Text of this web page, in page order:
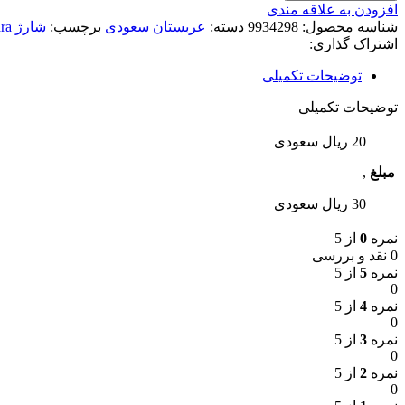
افزودن به علاقه مندی
شناسه محصول: 9934298 دسته: عربستان سعودی برچسب: شارژ Lebara عربستان سعودی
اشتراک گذاری:
توضیحات تکمیلی
توضیحات تکمیلی
مبلغ
20 ریال سعودی
,
30 ریال سعودی
نمره 0 از 5
0 نقد و بررسی
نمره 5 از 5
0
نمره 4 از 5
0
نمره 3 از 5
0
نمره 2 از 5
0